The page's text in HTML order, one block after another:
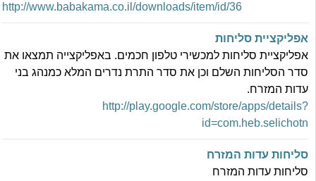
http://www.babakama.co.il/downloads/item/id/36
אפליקציית סליחות
אפליקציית סליחות למכשירי טלפון חכמים. באפליקצייה תמצאו את
סדר הסליחות השלם וכן את סדר התרת נדרים המלא כמנהג בני
עדות המזרח.
http://play.google.com/store/apps/details?
id=com.heb.selichotn
סליחות עדות המזרח
סליחות עדות המזרח